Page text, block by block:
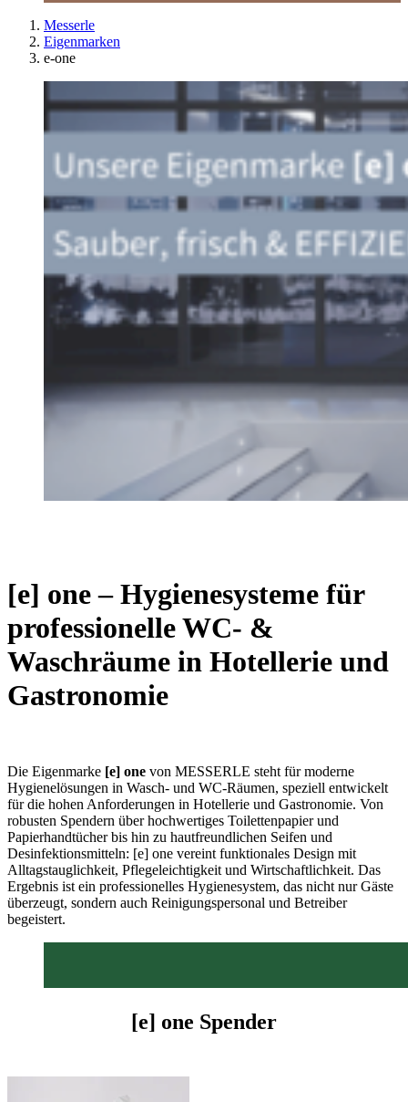
Messerle
Eigenmarken
e-one
[e] one – Hygienesysteme für
professionelle WC- &
Waschräume in Hotellerie und
Gastronomie
Die Eigenmarke [e] one von MESSERLE steht für moderne
Hygienelösungen in Wasch- und WC-Räumen, speziell entwickelt
für die hohen Anforderungen in Hotellerie und Gastronomie. Von
robusten Spendern über hochwertiges Toilettenpapier und
Papierhandtücher bis hin zu hautfreundlichen Seifen und
Desinfektionsmitteln: [e] one vereint funktionales Design mit
Alltagstauglichkeit, Pflegeleichtigkeit und Wirtschaftlichkeit. Das
Ergebnis ist ein professionelles Hygienesystem, das nicht nur Gäste
überzeugt, sondern auch Reinigungspersonal und Betreiber
begeistert.
[e] one Spender